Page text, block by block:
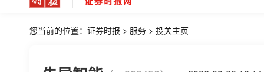
您当前的位置： 证券时报 > 服务 > 投关主页